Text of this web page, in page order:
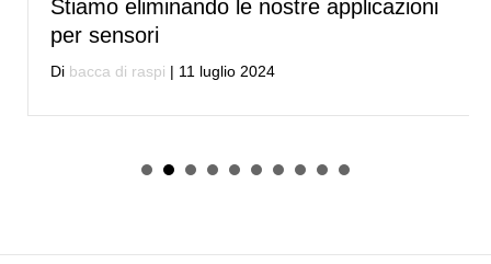
Stiamo eliminando le nostre applicazioni
per sensori
Dibacca di raspi | 11 luglio 2024